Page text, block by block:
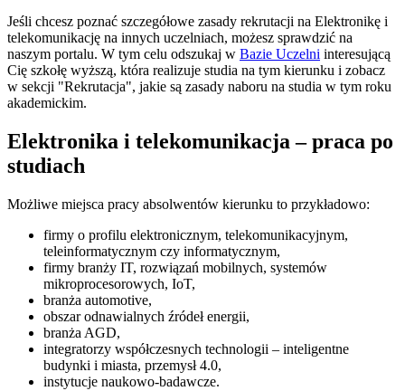
Jeśli chcesz poznać szczegółowe zasady rekrutacji na Elektronikę i
telekomunikację na innych uczelniach, możesz sprawdzić na
naszym portalu. W tym celu odszukaj w Bazie Uczelni interesującą
Cię szkołę wyższą, która realizuje studia na tym kierunku i zobacz
w sekcji "Rekrutacja", jakie są zasady naboru na studia w tym roku
akademickim.
Elektronika i telekomunikacja – praca po
studiach
Możliwe miejsca pracy absolwentów kierunku to przykładowo:
firmy o profilu elektronicznym, telekomunikacyjnym,
teleinformatycznym czy informatycznym,
firmy branży IT, rozwiązań mobilnych, systemów
mikroprocesorowych, IoT,
branża automotive,
obszar odnawialnych źródeł energii,
branża AGD,
integratorzy współczesnych technologii – inteligentne
budynki i miasta, przemysł 4.0,
instytucje naukowo-badawcze.